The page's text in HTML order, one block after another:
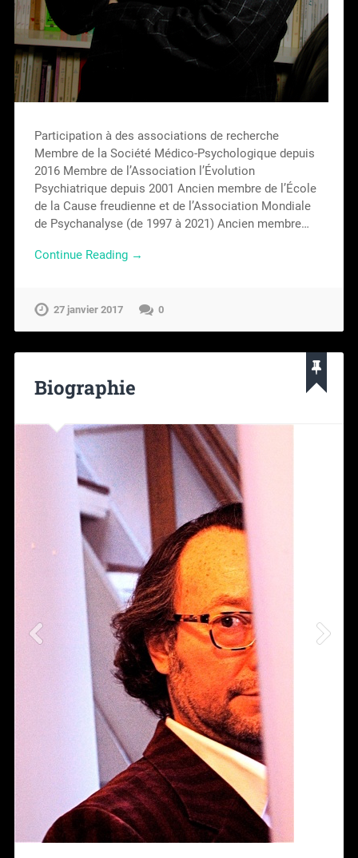
Participation à des associations de recherche
Membre de la Société Médico-Psychologique depuis
2016 Membre de l’Association l’Évolution
Psychiatrique depuis 2001 Ancien membre de l’École
de la Cause freudienne et de l’Association Mondiale
de Psychanalyse (de 1997 à 2021) Ancien membre…
Continue Reading →
27 janvier 2017 0
Biographie